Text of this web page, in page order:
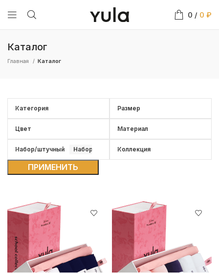
0 / 0 ₽
Каталог
Главная Каталог
Категория Размер
Цвет Материал
Набор/штучный Набор Коллекция
ПРИМЕНИТЬ